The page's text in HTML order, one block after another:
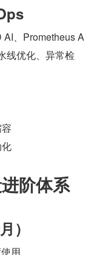
AI、Prometheus A
线优化、异常检
阶体系
）
用